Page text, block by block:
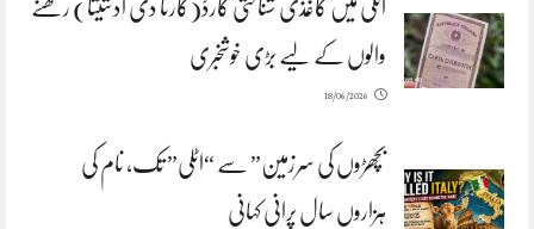
اٹلی میں کاغذی شناختی کارڈ(کارتا دی ادنتیتا) رکھنے
والوں کے لیے بڑی خوشخبری
18/06/2026
بچھڑوں کی سرزمین” سے “اٹلی” تک، نام کی
ہزاروں سال پرانی کہانی